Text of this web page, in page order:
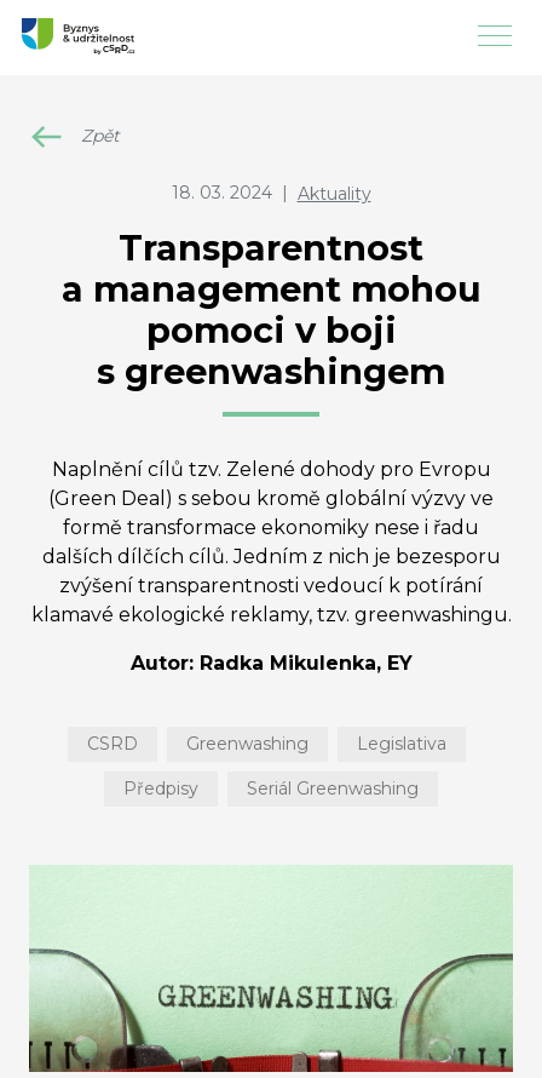
Zpět
18. 03. 2024 | Aktuality
Transparentnost
a management mohou
pomoci v boji
s greenwashingem
Naplnění cílů tzv. Zelené dohody pro Evropu
(Green Deal) s sebou kromě globální výzvy ve
formě transformace ekonomiky nese i řadu
dalších dílčích cílů. Jedním z nich je bezesporu
zvýšení transparentnosti vedoucí k potírání
klamavé ekologické reklamy, tzv. greenwashingu.
Autor: Radka Mikulenka, EY
CSRD Greenwashing Legislativa
Předpisy Seriál Greenwashing